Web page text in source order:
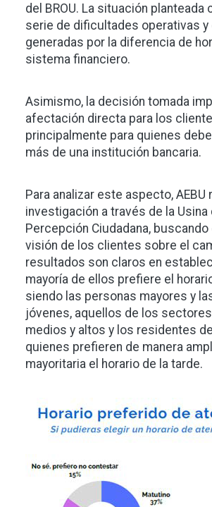
del BROU. La situación planteada
serie de dificultades operativas y
generadas por la diferencia de
sistema financiero.
Asimismo, la decisión tomada
afectación directa para los
principalmente para quienes
más de una institución bancaria.
Para analizar este aspecto, AEBU
investigación a través de la Usina
Percepción Ciudadana,
visión de los clientes sobre el
resultados son claros en
mayoría de ellos prefiere el
siendo las personas mayores y
jóvenes, aquellos de los
medios y altos y los residentes
quienes prefieren de manera
mayoritaria el horario de la tarde.